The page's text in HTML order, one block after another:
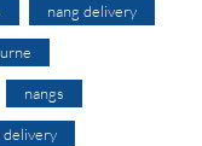
nang delivery
nangs
delivery